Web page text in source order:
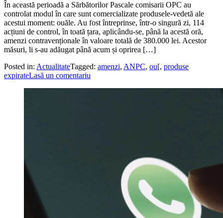
În această perioadă a Sărbătorilor Pascale comisarii OPC au
controlat modul în care sunt comercializate produsele-vedetă ale
acestui moment: ouăle. Au fost întreprinse, într-o singură zi, 114
acțiuni de control, în toată țara, aplicându-se, până la acestă oră,
amenzi contravenționale în valoare totală de 380.000 lei. Acestor
măsuri, li s-au adăugat până acum și oprirea […]
Posted in: ActualitateTagged: amenzi, ANPC, ou[, produse
expirateLasă un comentariu